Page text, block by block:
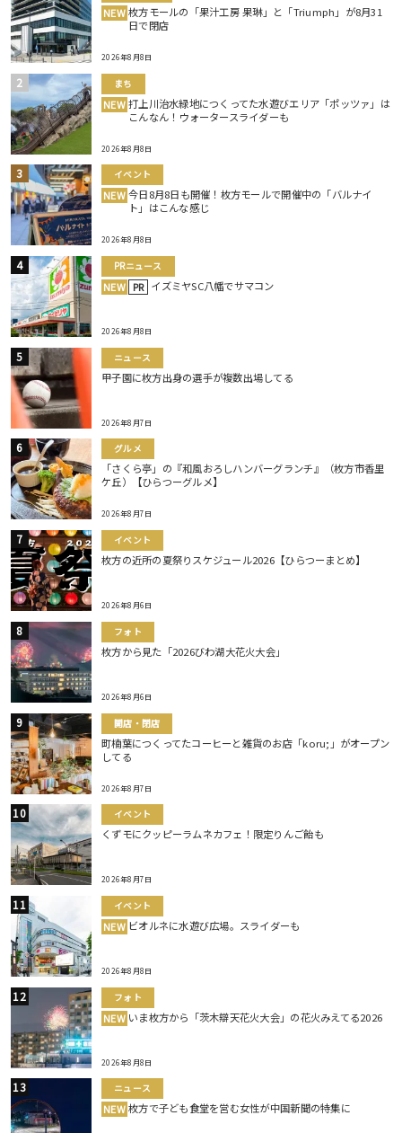
NEW 枚方モールの「果汁工房 果琳」と「Triumph」が8月31
日で閉店
2026年8月8日
まち
NEW 打上川治水緑地につくってた水遊びエリア「ポッツァ」は
こんなん！ウォータースライダーも
2026年8月8日
イベント
NEW 今日8月8日も開催！枚方モールで開催中の「バルナイ
ト」はこんな感じ
2026年8月8日
PRニュース
NEW PR イズミヤSC八幡でサマコン
2026年8月8日
ニュース
甲子園に枚方出身の選手が複数出場してる
2026年8月7日
グルメ
「さくら亭」の『和風おろしハンバーグランチ』（枚方市香里
ケ丘）【ひらつーグルメ】
2026年8月7日
イベント
枚方の近所の夏祭りスケジュール2026【ひらつーまとめ】
2026年8月6日
フォト
枚方から見た「2026びわ湖大花火大会」
2026年8月6日
開店・閉店
町楠葉につくってたコーヒーと雑貨のお店「koru;」がオープン
してる
2026年8月7日
イベント
くずモにクッピーラムネカフェ！限定りんご飴も
2026年8月7日
イベント
NEW ビオルネに水遊び広場。スライダーも
2026年8月8日
フォト
NEW いま枚方から「茨木辯天花火大会」の花火みえてる2026
2026年8月8日
ニュース
NEW 枚方で子ども食堂を営む女性が中国新聞の特集に